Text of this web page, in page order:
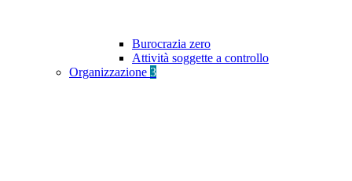
Burocrazia zero
Attività soggette a controllo
Organizzazione 3